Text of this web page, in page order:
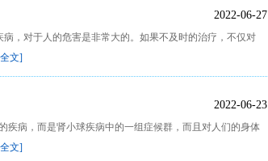
2022-06-27
，对于人的危害是非常大的。如果不及时的治疗，不仅对
文]
2022-06-23
疾病，而是肾小球疾病中的一组症候群，而且对人们的身体
文]